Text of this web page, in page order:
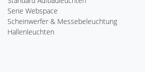
Serie Webspace
Scheinwerfer & Messebeleuchtung
Hallenleuchten